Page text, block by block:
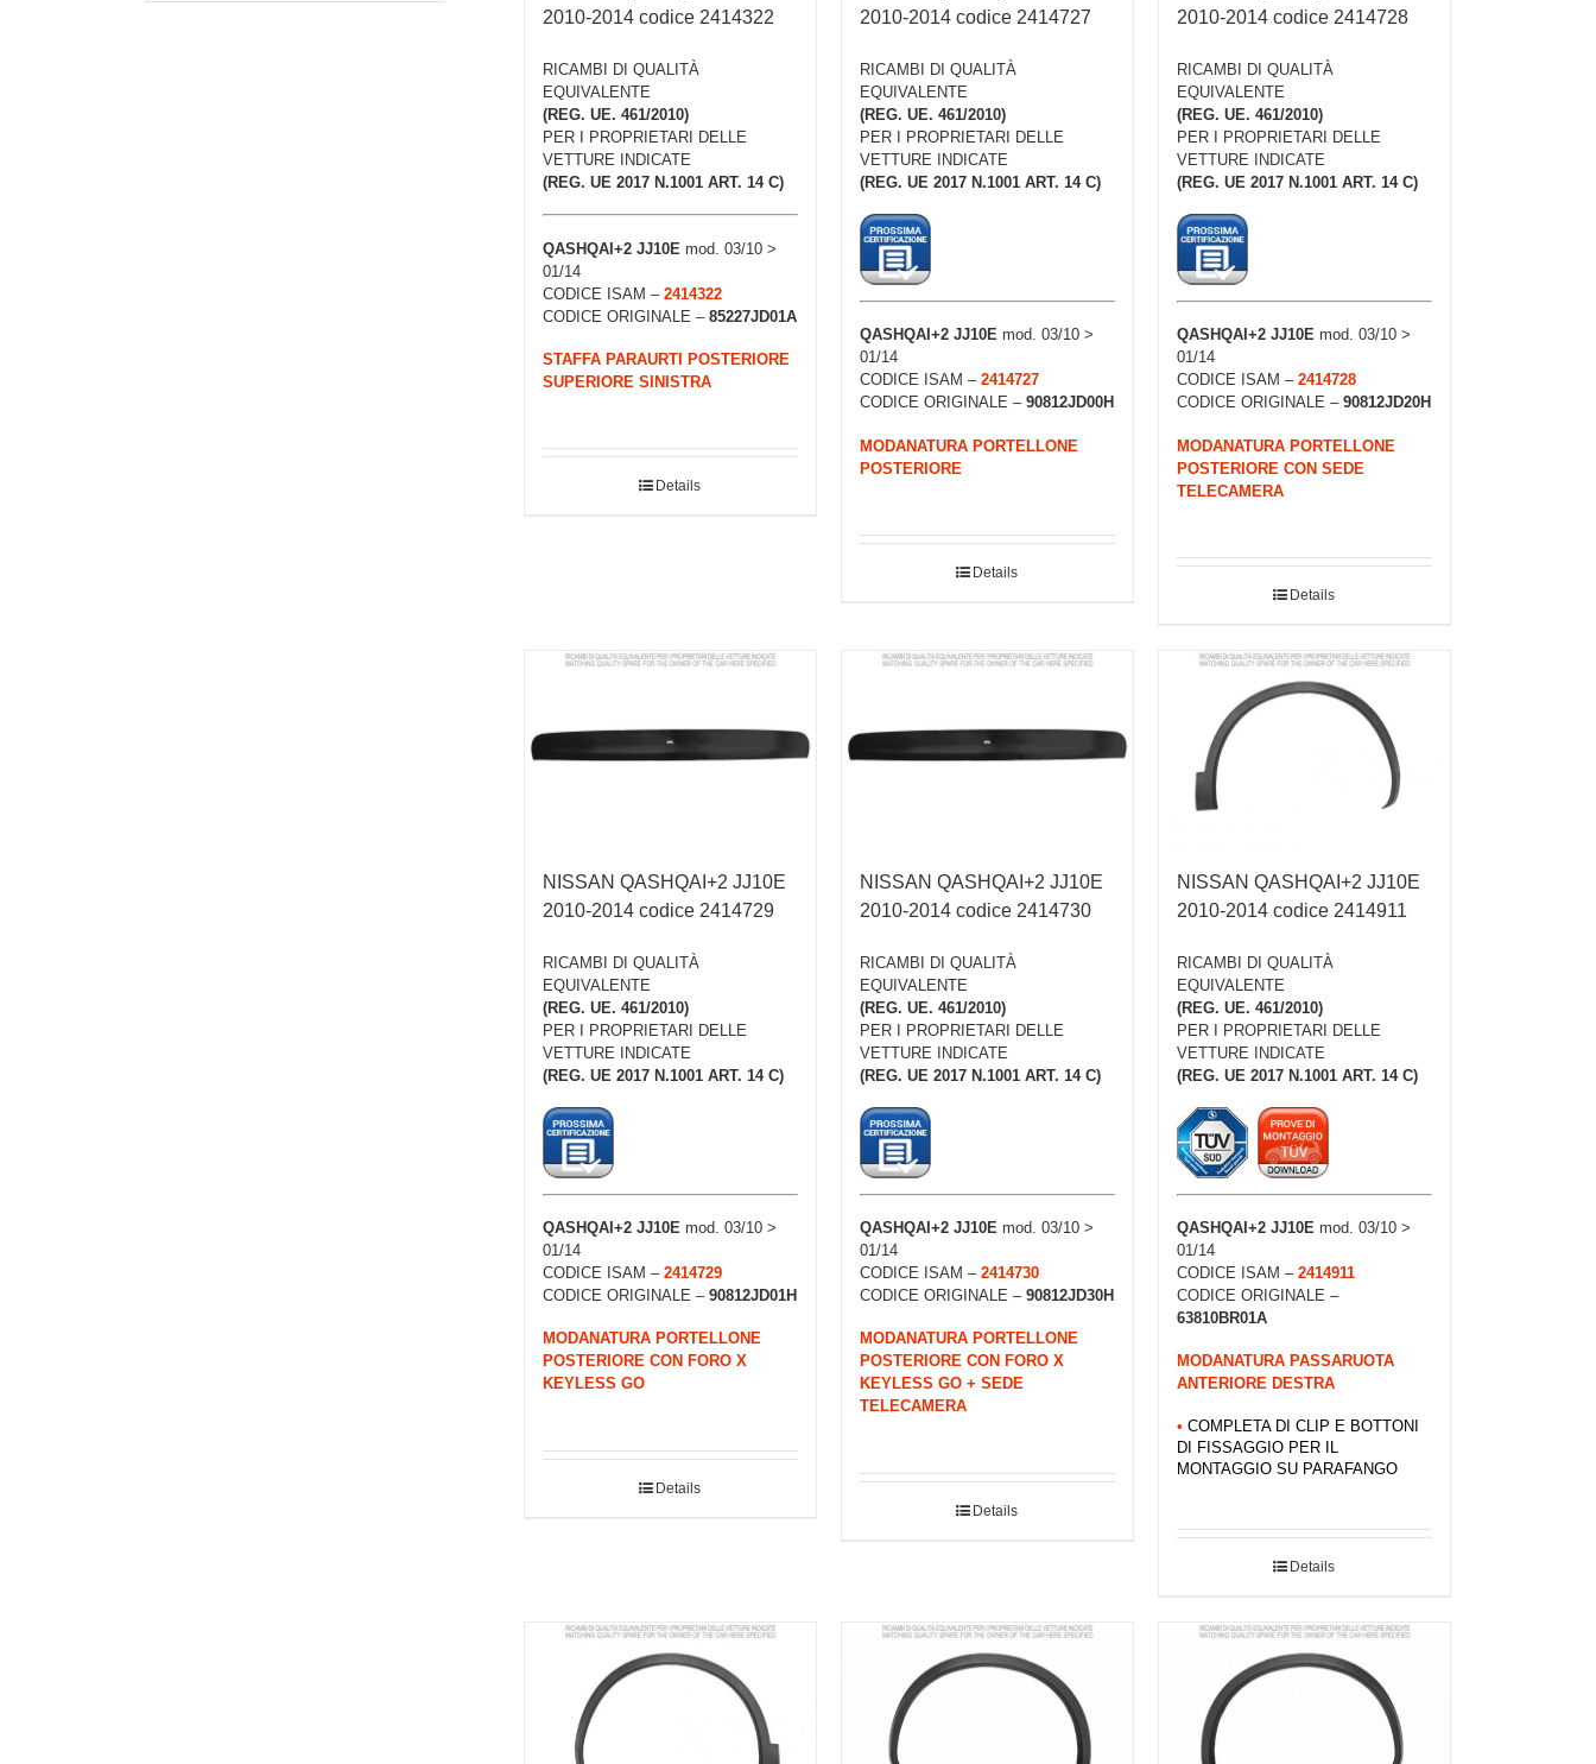
2010-2014 codice 2414322
RICAMBI DI QUALITÀ
EQUIVALENTE
(REG. UE. 461/2010)
PER I PROPRIETARI DELLE
VETTURE INDICATE
(REG. UE 2017 N.1001 ART. 14 C)
QASHQAI+2 JJ10E mod. 03/10 >
01/14
CODICE ISAM – 2414322
CODICE ORIGINALE – 85227JD01A
STAFFA PARAURTI POSTERIORE
SUPERIORE SINISTRA
Details
2010-2014 codice 2414727
RICAMBI DI QUALITÀ
EQUIVALENTE
(REG. UE. 461/2010)
PER I PROPRIETARI DELLE
VETTURE INDICATE
(REG. UE 2017 N.1001 ART. 14 C)
QASHQAI+2 JJ10Emod. 03/10 >
01/14
CODICE ISAM – 2414727
CODICE ORIGINALE – 90812JD00H
MODANATURA PORTELLONE
POSTERIORE
Details
2010-2014 codice 2414728
RICAMBI DI QUALITÀ
EQUIVALENTE
(REG. UE. 461/2010)
PER I PROPRIETARI DELLE
VETTURE INDICATE
(REG. UE 2017 N.1001 ART. 14 C)
QASHQAI+2 JJ10Emod. 03/10 >
01/14
CODICE ISAM – 2414728
CODICE ORIGINALE – 90812JD20H
MODANATURA PORTELLONE
POSTERIORE CON SEDE
TELECAMERA
Details
NISSAN QASHQAI+2 JJ10E
2010-2014 codice 2414729
RICAMBI DI QUALITÀ
EQUIVALENTE
(REG. UE. 461/2010)
PER I PROPRIETARI DELLE
VETTURE INDICATE
(REG. UE 2017 N.1001 ART. 14 C)
QASHQAI+2 JJ10E mod. 03/10 >
01/14
CODICE ISAM – 2414729
CODICE ORIGINALE – 90812JD01H
MODANATURA PORTELLONE
POSTERIORE CON FORO X
KEYLESS GO
Details
NISSAN QASHQAI+2 JJ10E
2010-2014 codice 2414730
RICAMBI DI QUALITÀ
EQUIVALENTE
(REG. UE. 461/2010)
PER I PROPRIETARI DELLE
VETTURE INDICATE
(REG. UE 2017 N.1001 ART. 14 C)
QASHQAI+2 JJ10Emod. 03/10 >
01/14
CODICE ISAM – 2414730
CODICE ORIGINALE – 90812JD30H
MODANATURA PORTELLONE
POSTERIORE CON FORO X
KEYLESS GO + SEDE
TELECAMERA
Details
NISSAN QASHQAI+2 JJ10E
2010-2014 codice 2414911
RICAMBI DI QUALITÀ
EQUIVALENTE
(REG. UE. 461/2010)
PER I PROPRIETARI DELLE
VETTURE INDICATE
(REG. UE 2017 N.1001 ART. 14 C)
QASHQAI+2 JJ10Emod. 03/10 >
01/14
CODICE ISAM – 2414911
CODICE ORIGINALE –
63810BR01A
MODANATURA PASSARUOTA
ANTERIORE DESTRA
• COMPLETA DI CLIP E BOTTONI
DI FISSAGGIO PER IL
MONTAGGIO SU PARAFANGO
Details